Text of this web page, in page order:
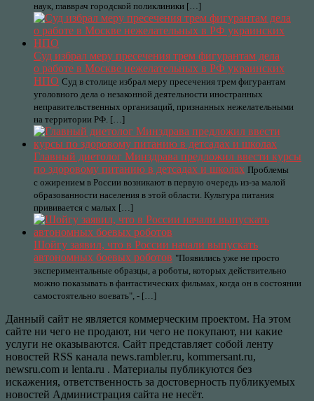
наук, главврач городской поликлиники […]
Суд избрал меру пресечения трем фигурантам дела
о работе в Москве нежелательных в РФ украинских
НПО Суд в столице избрал меру пресечения трем фигурантам
уголовного дела о незаконной деятельности иностранных
неправительственных организаций, признанных нежелательными
на территории РФ. […]
Главный диетолог Минздрава предложил ввести курсы
по здоровому питанию в детсадах и школах Проблемы
с ожирением в России возникают в первую очередь из-за малой
образованности населения в этой области. Культура питания
прививается с малых […]
Шойгу заявил, что в России начали выпускать
автономных боевых роботов "Появились уже не просто
экспериментальные образцы, а роботы, которых действительно
можно показывать в фантастических фильмах, когда он в состоянии
самостоятельно воевать", - […]
Данный сайт не является коммерческим проектом. На этом
сайте ни чего не продают, ни чего не покупают, ни какие
услуги не оказываются. Сайт представляет собой ленту
новостей RSS канала news.rambler.ru, kommersant.ru,
newsru.com и lenta.ru . Материалы публикуются без
искажения, ответственность за достоверность публикуемых
новостей Администрация сайта не несёт.